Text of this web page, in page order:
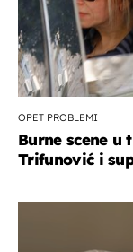
OPET PROBLEMI
Burne scene u
Trifunović i